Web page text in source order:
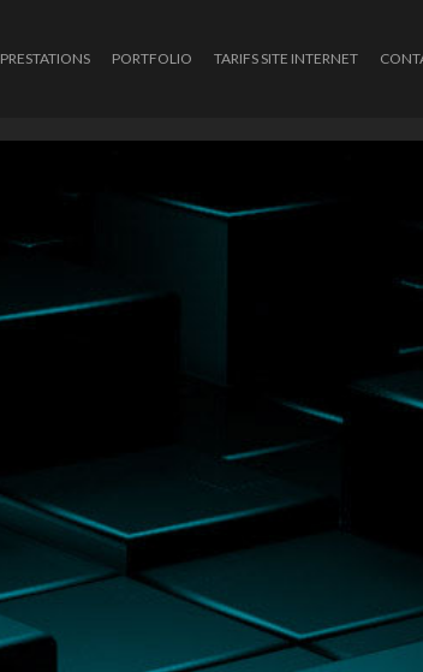
PRESTATIONS PORTFOLIO TARIFS SITE INTERNET